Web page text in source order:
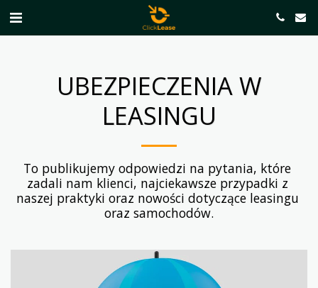
UBEZPIECZENIA W
LEASINGU
To publikujemy odpowiedzi na pytania, które
zadali nam klienci, najciekawsze przypadki z
naszej praktyki oraz nowości dotyczące leasingu
oraz samochodów.